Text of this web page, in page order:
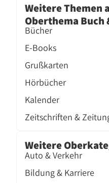
Weitere Themen
Oberthema Buch
Bücher
E-Books
Grußkarten
Hörbücher
Kalender
Zeitschriften &
Weitere
Auto & Verkehr
Bildung & Karriere